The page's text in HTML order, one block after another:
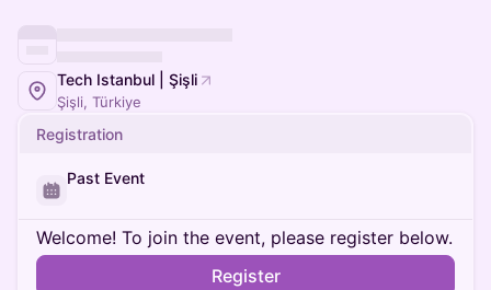
Tech Istanbul | Şişli
Şişli, Türkiye
Registration
Past Event
Welcome! To join the event, please register below.
Register